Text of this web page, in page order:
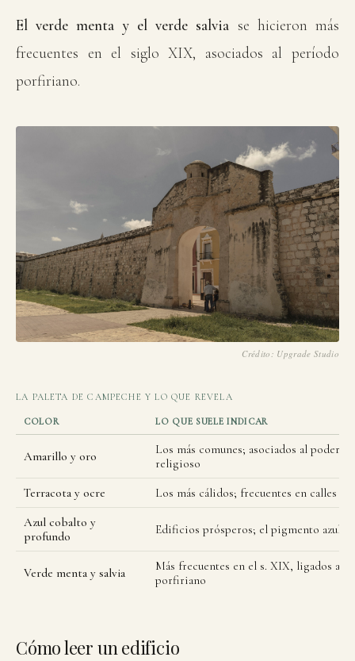
El verde menta y el verde salvia se hicieron más
frecuentes en el siglo XIX, asociados al período
porfiriano.
Crédito: Upgrade Studio
LA PALETA DE CAMPECHE Y LO QUE REVELA
COLOR LO QUE SUELE INDICAR
Amarillo y oro
Los más comunes; asociados al poder
religioso
Terracota y ocre Los más cálidos; frecuentes en calles
Azul cobalto y
profundo
Edificios prósperos; el pigmento azul
Verde menta y salvia
Más frecuentes en el s. XIX, ligados al
porfiriano
Cómo leer un edificio